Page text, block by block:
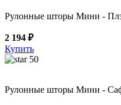
Рулонные шторы Мини -
2 194 ₽
Купить
50
Рулонные шторы Мини -